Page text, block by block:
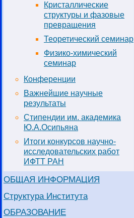
Кристаллические
структуры и фазовые
превращения
Теоретический семинар
Физико-химический
семинар
Конференции
Важнейшие научные
результаты
Стипендии им. академика
Ю.А.Осипьяна
Итоги конкурсов научно-
исследовательских работ
ИФТТ РАН
ОБЩАЯ ИНФОРМАЦИЯ
Структура Института
ОБРАЗОВАНИЕ